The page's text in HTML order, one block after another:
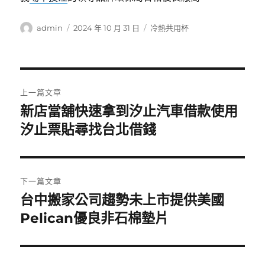
作
admin
發
2024 年 10 月 31 日
分
冷熱共用杯
章
導
覽
上一篇文章
上
一
文
章:
新店當舖快速拿到汐止汽車借款使用
汐止票貼尋找台北借錢
下一篇文章
下
一
文
台中搬家公司趨勢未上市提供美國
Pelican優良非石棉墊片